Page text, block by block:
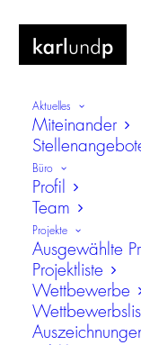
Aktuelles
Miteinander
Büro
Profil
Team
Projekte
Ausgewählte
Projektliste
Wettbewerbe
Ruffenhofen